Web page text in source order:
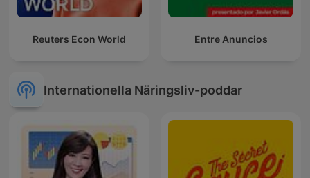
Reuters Econ World Entre Anuncios
Internationella Näringsliv-poddar